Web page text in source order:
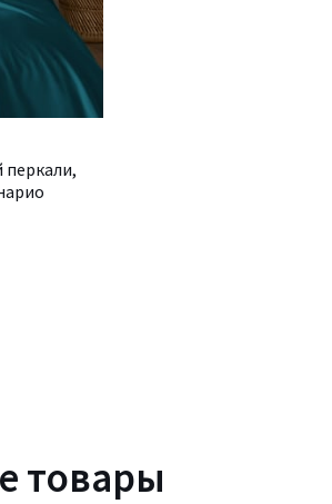
перкали,
товары